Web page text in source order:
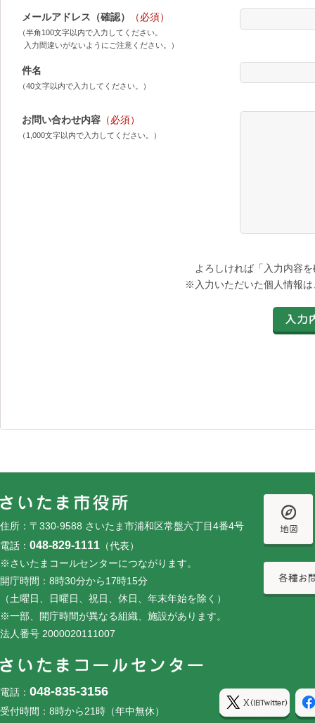
メールアドレス（確認） （必須）
（半角100文字以内で入力してください。
入力間違いがないようにご注意ください。）
件名
（40文字以内で入力してください。）
お問い合わせ内容 （必須）
（1,000文字以内で入力してください。）
よろしければ「入力内容
※入力いただいた個人情報
住所：〒330-9588 さいたま市浦和区常盤六丁目4番4号
電話： 048-829-1111 （代表）
※さいたまコールセンターにつながります。
開庁時間：8時30分から17時15分
（土曜日、日曜日、祝日、休日、年末年始を除く）
※一部、開庁時間が異なる組織、施設があります。
法人番号 2000020111007
電話： 048-835-3156
受付時間：8時から21時（年中無休）